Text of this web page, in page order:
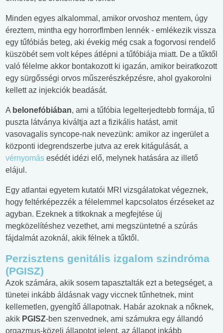
Minden egyes alkalommal, amikor orvoshoz mentem, úgy
éreztem, mintha egy horrorflmben lennék - emlékezik vissza
egy tűfóbiás beteg, aki évekig még csak a fogorvosi rendelő
küszöbét sem volt képes átlépni a tűfóbiája miatt. De a tűktől
való félelme akkor bontakozott ki igazán, amikor beiratkozott
egy sürgősségi orvos műszerészképzésre, ahol gyakorolni
kellett az injekciók beadását.
A belonefóbiában, ami a tűfóbia legelterjedtebb formája, tű
puszta látványa kiváltja azt a fizikális hatást, amit
vasovagalis syncope-nak nevezünk: amikor az ingerület a
központi idegrendszerbe jutva az erek kitágulását, a
vérnyomás esédét idézi elő, melynek hatására az illető
elájul.
Egy atlantai egyetem kutatói MRI vizsgálatokat végeznek,
hogy feltérképezzék a félelemmel kapcsolatos érzéseket az
agyban. Ezeknek a titkoknak a megfejtése új
megközelítéshez vezethet, ami megszüntetné a szúrás
fájdalmát azoknál, akik félnek a tűktől.
Perzisztens genitális izgalom szindróma
(PGISZ)
Azok számára, akik sosem tapasztalták ezt a betegséget, a
tünetei inkább áldásnak vagy viccnek tűnhetnek, mint
kellemetlen, gyengítő állapotnak. Habár azoknak a nőknek,
akik PGISZ-ben szenvednek, ami számukra egy állandó
orgazmus-közeli állapotot jelent, az állapot inkább